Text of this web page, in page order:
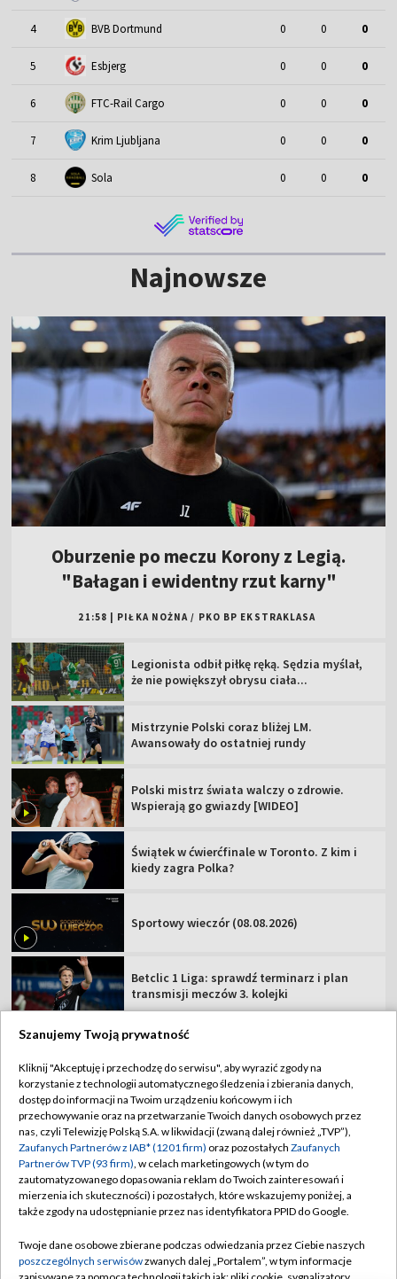
4 BVB Dortmund 0 0 0
5 Esbjerg 0 0 0
6 FTC-Rail Cargo 0 0 0
7 Krim Ljubljana 0 0 0
8 Sola 0 0 0
Najnowsze
Oburzenie po meczu Korony z Legią.
"Bałagan i ewidentny rzut karny"
21:58 PIŁKA NOŻNA / PKO BP EKSTRAKLASA
Legionista odbił piłkę ręką. Sędzia myślał,
że nie powiększył obrysu ciała...
Mistrzynie Polski coraz bliżej LM.
Awansowały do ostatniej rundy
Polski mistrz świata walczy o zdrowie.
Wspierają go gwiazdy [WIDEO]
Świątek w ćwierćfinale w Toronto. Z kim i
kiedy zagra Polka?
Sportowy wieczór (08.08.2026)
Betclic 1 Liga: sprawdź terminarz i plan
transmisji meczów 3. kolejki
TVP
Abonament TVP
Sklep TVP
Biuro Reklamy
Oferta Handlowa
Emisja w TVP
Regulamin TVP
Polityka prywatności
Moje zgody
Biuro reklamy
Szanujemy Twoją prywatność
Kliknij "Akceptuję i przechodzę do serwisu", aby wyrazić zgody na
korzystanie z technologii automatycznego śledzenia i zbierania danych,
dostęp do informacji na Twoim urządzeniu końcowym i ich
przechowywanie oraz na przetwarzanie Twoich danych osobowych przez
nas, czyli Telewizję Polską S.A. w likwidacji (zwaną dalej również „TVP”),
Zaufanych Partnerów z IAB* (1201 firm) oraz pozostałych Zaufanych
Partnerów TVP (93 firm), w celach marketingowych (w tym do
zautomatyzowanego dopasowania reklam do Twoich zainteresowań i
mierzenia ich skuteczności) i pozostałych, które wskazujemy poniżej, a
także zgody na udostępnianie przez nas identyfikatora PPID do Google.
Twoje dane osobowe zbierane podczas odwiedzania przez Ciebie naszych
poszczególnych serwisówzwanych dalej „Portalem”, w tym informacje